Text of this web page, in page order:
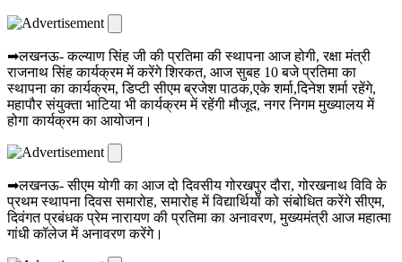
➡लखनऊ- कल्याण सिंह जी की प्रतिमा की स्थापना आज होगी, रक्षा मंत्री
राजनाथ सिंह कार्यक्रम में करेंगे शिरकत, आज सुबह 10 बजे प्रतिमा का
स्थापना का कार्यक्रम, डिप्टी सीएम ब्रजेश पाठक,एके शर्मा,दिनेश शर्मा रहेंगे,
महापौर संयुक्ता भाटिया भी कार्यक्रम में रहेंगी मौजूद, नगर निगम मुख्यालय में
होगा कार्यक्रम का आयोजन।
➡लखनऊ- सीएम योगी का आज दो दिवसीय गोरखपुर दौरा, गोरखनाथ विवि के
प्रथम स्थापना दिवस समारोह, समारोह में विद्यार्थियों को संबोधित करेंगे सीएम,
दिवंगत प्रबंधक प्रेम नारायण की प्रतिमा का अनावरण, मुख्यमंत्री आज महात्मा
गांधी कॉलेज में अनावरण करेंगे।